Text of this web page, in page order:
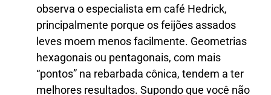
observa o especialista em café Hedrick,
principalmente porque os feijões assados ​​
leves moem menos facilmente. Geometrias
hexagonais ou pentagonais, com mais
“pontos” na rebarbada cônica, tendem a ter
melhores resultados. Supondo que você não